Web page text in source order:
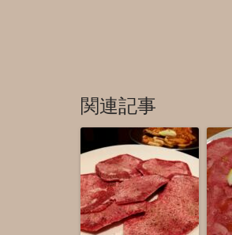
関連記事